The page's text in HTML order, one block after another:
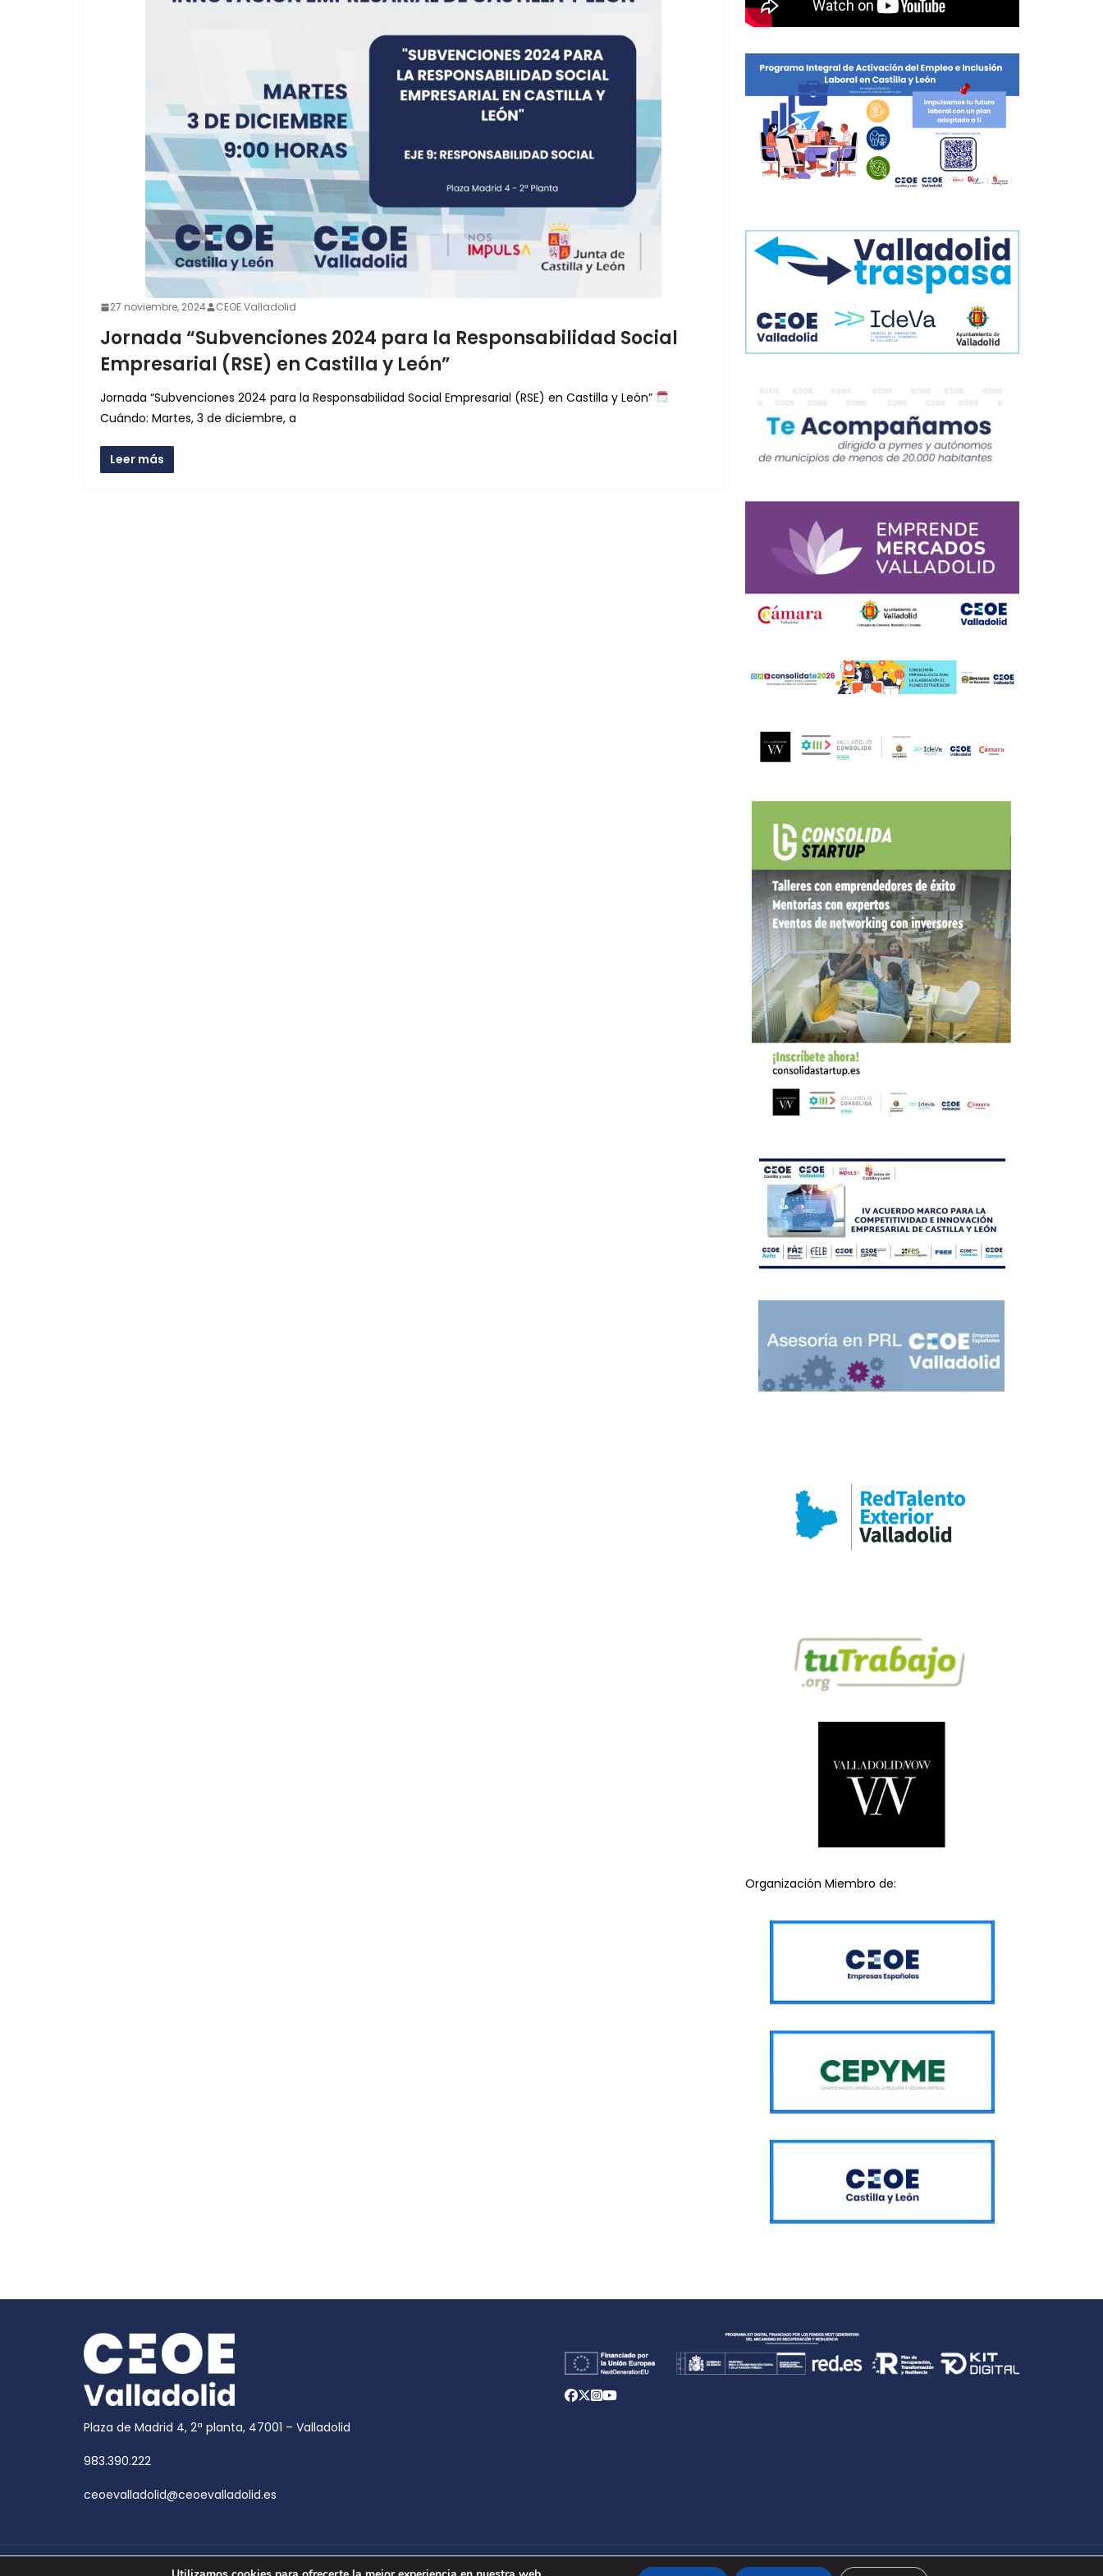
27 noviembre, 2024 CEOE Valladolid
Jornada “Subvenciones 2024 para la Responsabilidad Social
Empresarial (RSE) en Castilla y León”
Jornada “Subvenciones 2024 para la Responsabilidad Social Empresarial (RSE) en Castilla y León”
Cuándo: Martes, 3 de diciembre, a
Leer más
Organización Miembro de:
Plaza de Madrid 4, 2ª planta, 47001 – Valladolid
983.390.222
ceoevalladolid@ceoevalladolid.es